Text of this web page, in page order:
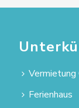
Vermietung
Ferienhaus